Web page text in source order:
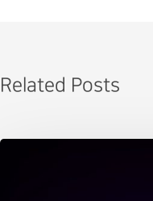
Related Posts